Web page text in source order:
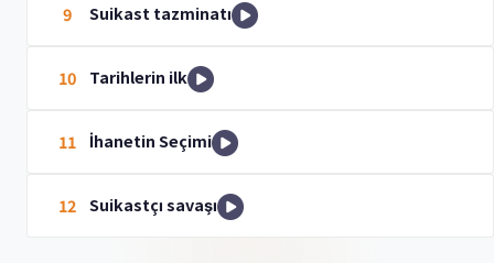
9 Suikast tazminatı
10 Tarihlerin ilk
11 İhanetin Seçimi
12 Suikastçı savaşı